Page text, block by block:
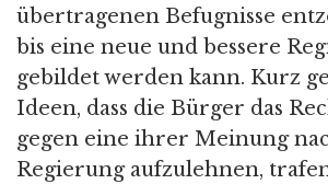
übertragenen Befugnisse
bis eine neue und bessere
gebildet werden kann. Kurz
Ideen, dass die Bürger das
gegen eine ihrer Meinung
Regierung aufzulehnen,